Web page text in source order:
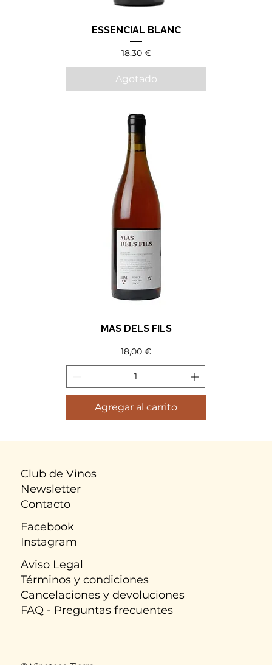
Club de Vinos
Newsletter
Contacto
Facebook
Instagram
Aviso Legal
​Términos y condiciones
Cancelaciones y devoluciones
FAQ - Preguntas frecuentes
ESSENCIAL BLANC
Precio
18,30 €
Agotado
MAS DELS FILS
Precio
18,00 €
Agregar al carrito